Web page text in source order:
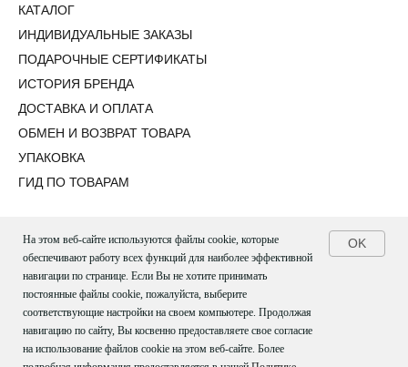
На этом веб-сайте используются файлы cookie, которые
обеспечивают работу всех функций для наиболее эффективной
навигации по странице. Если Вы не хотите принимать
постоянные файлы cookie, пожалуйста, выберите
соответствующие настройки на своем компьютере. Продолжая
навигацию по сайту, Вы косвенно предоставляете свое согласие
на использование файлов cookie на этом веб-сайте. Более
OK
КАТАЛОГ
ИНДИВИДУАЛЬНЫЕ ЗАКАЗЫ
ПОДАРОЧНЫЕ СЕРТИФИКАТЫ
ИСТОРИЯ БРЕНДА
ДОСТАВКА И ОПЛАТА
ОБМЕН И ВОЗВРАТ ТОВАРА
УПАКОВКА
ГИД ПО ТОВАРАМ
ПОЛИТИКА КОНФИДЕНЦИАЛЬНОСТИ
© 2022-2024 BEADED BREAKFAST
+7 (495) 975-90-39